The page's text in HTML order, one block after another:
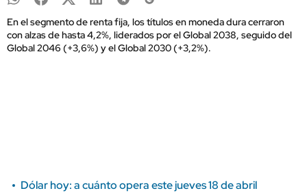
En el segmento de renta fija, los títulos en moneda dura cerraron
con alzas de hasta 4,2%, liderados por el Global 2038, seguido del
Global 2046 (+3,6%) y el Global 2030 (+3,2%).
Dólar hoy: a cuánto opera este jueves 18 de abril